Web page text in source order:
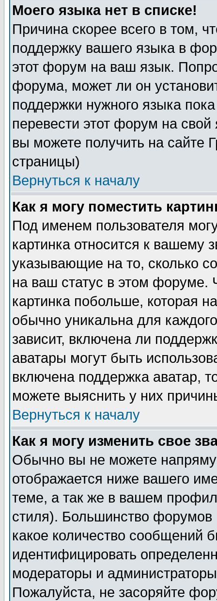
Моего языка нет в списке!
Причина скорее всего в том,
поддержку вашего языка в
этот форум на ваш язык.
форума, может ли он
поддержки нужного языка
перевести этот форум на
вы можете получить на сайте
страницы)
Вернуться к началу
Как я могу поместить
Под именем пользователя
картинка относится к вашему
указывающие на то, сколько
на ваш статус в этом форуме.
картинка побольше, которая
обычно уникальна для
зависит, включена ли
аватары могут быть
включена поддержка аватар,
можете выяснить у них
Вернуться к началу
Как я могу изменить свое
Обычно вы не можете
отображается ниже вашего
теме, а так же в вашем
стиля). Большинство форумов
какое количество сообщений
идентифицировать
модераторы и
Пожалуйста, не засоряйте